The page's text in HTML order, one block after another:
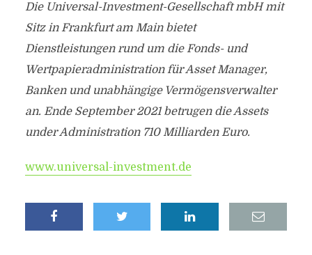
Die Universal-Investment-Gesellschaft mbH mit
Sitz in Frankfurt am Main bietet
Dienstleistungen rund um die Fonds- und
Wertpapieradministration für Asset Manager,
Banken und unabhängige Vermögensverwalter
an. Ende September 2021 betrugen die Assets
under Administration 710 Milliarden Euro.
www.universal-investment.de